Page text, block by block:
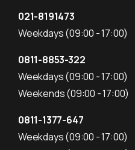
021-8191473
Weekdays(09:00 - 17:00)
0811-8853-322
Weekdays(09:00 - 17:00)
Weekends(09:00 - 17:00)
0811-1377-647
Weekdays(09:00 - 17:00)